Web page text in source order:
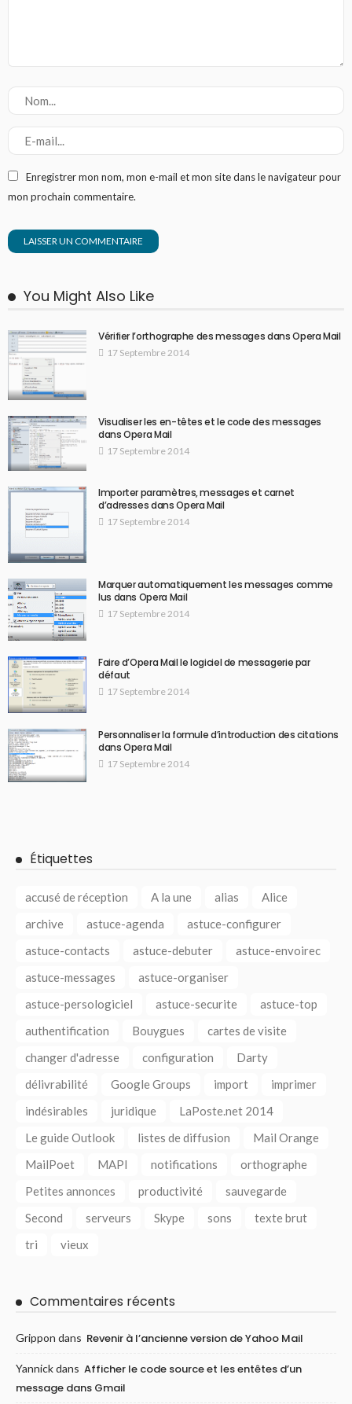
Enregistrer mon nom, mon e-mail et mon site dans le navigateur pour
mon prochain commentaire.
You Might Also Like
Vérifier l’orthographe des messages dans Opera Mail
17 Septembre 2014
Visualiser les en-têtes et le code des messages
dans Opera Mail
17 Septembre 2014
Importer paramètres, messages et carnet
d’adresses dans Opera Mail
17 Septembre 2014
Marquer automatiquement les messages comme
lus dans Opera Mail
17 Septembre 2014
Faire d’Opera Mail le logiciel de messagerie par
défaut
17 Septembre 2014
Personnaliser la formule d’introduction des citations
dans Opera Mail
17 Septembre 2014
Étiquettes
accusé de réception A la une alias
Alice
archive
astuce-agenda
astuce-configurer
astuce-contacts
astuce-debuter
astuce-envoirec
astuce-messages
astuce-organiser
astuce-persologiciel
astuce-securite
astuce-top
authentification
Bouygues
cartes de visite
changer d'adresse
configuration
Darty
délivrabilité
Google Groups import
imprimer
indésirables
juridique
LaPoste.net 2014
Le guide Outlook
listes de diffusion
Mail Orange
MailPoet
MAPI notifications
orthographe
Petites annonces
productivité
sauvegarde
Second
serveurs Skype sons
texte brut
tri
vieux
Commentaires récents
Grippon dans Revenir à l’ancienne version de Yahoo Mail
Yannickdans Afficher le code source et les entêtes d’un
message dans Gmail